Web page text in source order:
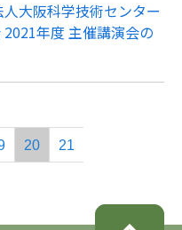
人大阪科学技術センター
年度 主催講演会の
20 21